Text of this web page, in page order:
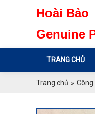
Hoài Bảo
Genuine
TRANG CHỦ
Trang chủ » Công